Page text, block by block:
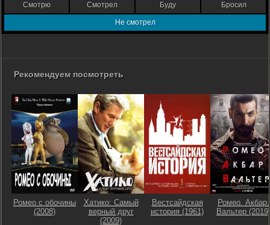
Смотрю Смотрел Буду Бросил
Не смотрел
Рекомендуем посмотреть
Ромео с обочины
(2008)
Хатико: Самый
верный друг
(2009)
Вестсайдская
история (1961)
Ромео. Акбар.
Вальтер (2019)